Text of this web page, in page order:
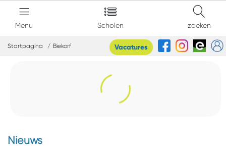
Menu Scholen zoeken
Startpagina Biekorf Vacatures
Nieuws